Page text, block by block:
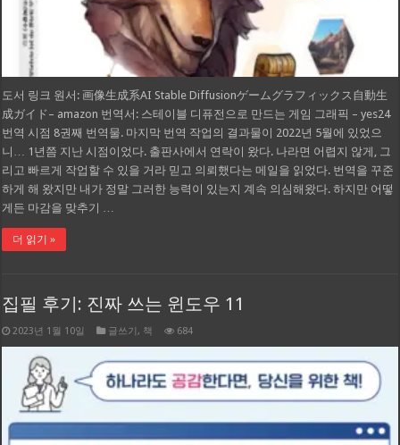
도서 링크 원서: 画像生成系AI Stable Diffusionゲームグラフィックス自動生
成ガイド– amazon 번역서: 스테이블 디퓨전으로 만드는 게임 그래픽 – yes24
번역 시점 8권째 번역물. 마지막 번역 작업의 결과물이 2022년 5월에 있었으
니… 1년쯤 지난 시점이었다. 출판사에서 연락이 왔다. 나라면 어렵지 않게, 그
리고 빠르게 작업할 수 있을 거라 믿고 의뢰했다는 메일을 읽었다. 번역을 꾸준
하게 해 왔지만 내가 정말 그러한 능력이 있는지 계속 의심해왔다. 하지만 어떻
게든 마감을 맞추기 …
더 읽기 »
집필 후기: 진짜 쓰는 윈도우 11
2023년 1월 10일 글쓰기, 책 684